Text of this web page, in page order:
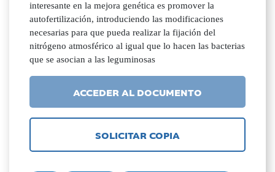
interesante en la mejora genética es promover la
autofertilización, introduciendo las modificaciones
necesarias para que pueda realizar la fijación del
nitrógeno atmosférico al igual que lo hacen las bacterias
que se asocian a las leguminosas
ACCEDER AL DOCUMENTO
SOLICITAR COPIA